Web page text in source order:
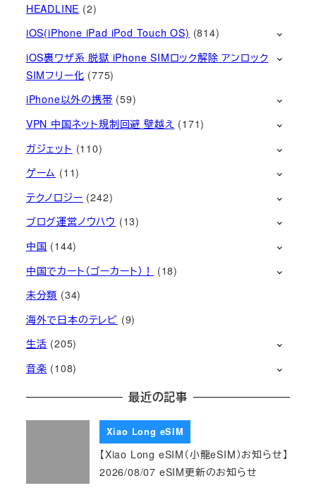
HEADLINE (2)
iOS(iPhone iPad iPod Touch OS) (814)
iOS裏ワザ系 脱獄 iPhone SIMロック解除 アンロック
SIMフリー化 (775)
iPhone以外の携帯 (59)
VPN 中国ネット規制回避 壁越え (171)
ガジェット (110)
ゲーム (11)
テクノロジー (242)
ブログ運営ノウハウ (13)
中国 (144)
中国でカート（ゴーカート）！
(18)
未分類 (34)
海外で日本のテレビ (9)
生活 (205)
音楽 (108)
最近の記事
Xiao Long eSIM
【Xiao Long eSIM（小龍eSIM）お知らせ】
2026/08/07 eSIM更新のお知らせ